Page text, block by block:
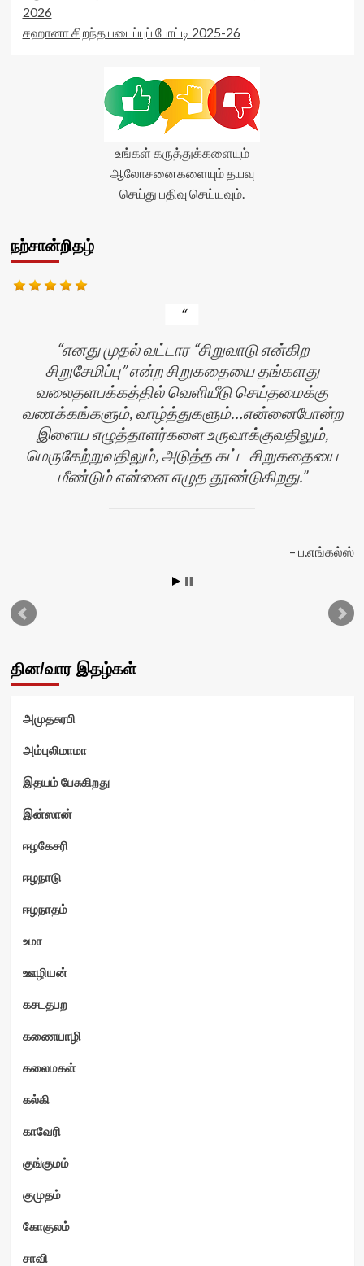
2026
சஹானா சிறந்த படைப்புப் போட்டி 2025-26
உங்கள் கருத்துக்களையும்
ஆலோசனைகளையும் தயவு
செய்து பதிவு செய்யவும்.
நற்சான்றிதழ்
எனது முதல் வட்டார “சிறுவாடு என்கிற
சிறுசேமிப்பு” என்ற சிறுகதையை தங்களது
வலைதளபக்கத்தில் வெளியீடு செய்தமைக்கு
வணக்கங்களும், வாழ்த்துகளும்…என்னைபோன்ற
இளைய எழுத்தாளர்களை உருவாக்குவதிலும்,
மெருகேற்றுவதிலும், அடுத்த கட்ட சிறுகதையை
மீண்டும் என்னை எழுத தூண்டுகிறது.
ப.எங்கல்ஸ்
தின/வார இதழ்கள்
அமுதசுரபி
அம்புலிமாமா
இதயம் பேசுகிறது
இன்ஸான்
ஈழகேசரி
ஈழநாடு
ஈழநாதம்
உமா
ஊழியன்
கசடதபற
கணையாழி
கலைமகள்
கல்கி
காவேரி
குங்குமம்
குமுதம்
கோகுலம்
சாவி